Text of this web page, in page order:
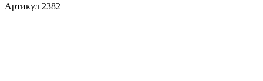
Артикул 2382